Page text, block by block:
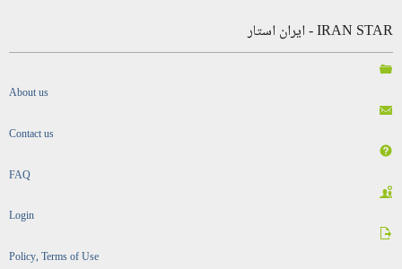
IRAN STAR - ایران استار
About us
Contact us
FAQ
Login
Policy, Terms of Use